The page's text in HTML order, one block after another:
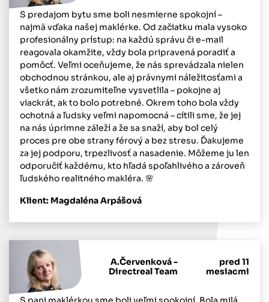
S predajom bytu sme boli nesmierne spokojní –
najmä vďaka našej maklérke. Od začiatku mala vysoko
profesionálny prístup: na každú správu či e-mail
reagovala okamžite, vždy bola pripravená poradiť a
pomôcť. Veľmi oceňujeme, že nás sprevádzala nielen
obchodnou stránkou, ale aj právnymi náležitosťami a
všetko nám zrozumiteľne vysvetlila – pokojne aj
viackrát, ak to bolo potrebné. Okrem toho bola vždy
ochotná a ľudsky veľmi napomocná – cítili sme, že jej
na nás úprimne záleží a že sa snaží, aby bol celý
proces pre obe strany férový a bez stresu. Ďakujeme
za jej podporu, trpezlivosť a nasadenie. Môžeme ju len
odporučiť každému, kto hľadá spoľahlivého a zároveň
ľudského realitného makléra. 🌸
Klient: Magdaléna Arpášová
A.Červenková -
Directreal Team
pred 11
mesiacmi